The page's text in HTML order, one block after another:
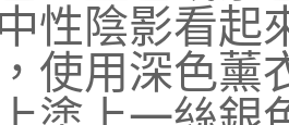
性陰影看起
使用深色薰